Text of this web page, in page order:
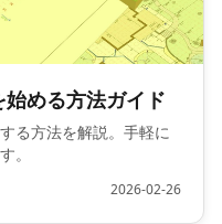
める方法ガイド
る方法を解説。手軽に
。
2026-02-26